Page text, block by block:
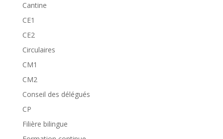
Cantine
CE1
CE2
Circulaires
CM1
CM2
Conseil des délégués
CP
Filière bilingue